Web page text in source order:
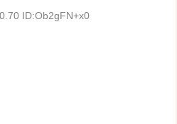
ID:Ob2gFN+x0